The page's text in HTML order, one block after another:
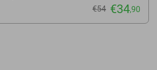
€54 €34,90